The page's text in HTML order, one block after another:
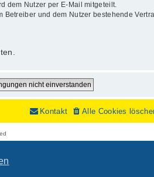
dem Nutzer per E-Mail mitgeteilt.
und dem Nutzer bestehende
Alle Cookies
Kontakt